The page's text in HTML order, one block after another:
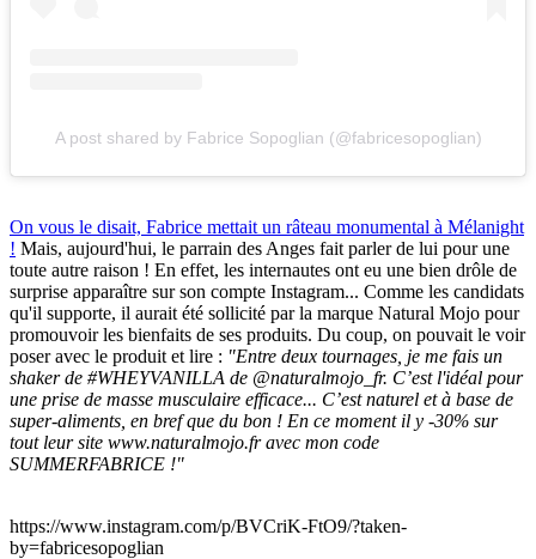
A post shared by Fabrice Sopoglian (@fabricesopoglian)
On vous le disait, Fabrice mettait un râteau monumental à Mélanight
! Mais, aujourd'hui, le parrain des Anges fait parler de lui pour une
toute autre raison ! En effet, les internautes ont eu une bien drôle de
surprise apparaître sur son compte Instagram... Comme les candidats
qu'il supporte, il aurait été sollicité par la marque Natural Mojo pour
promouvoir les bienfaits de ses produits. Du coup, on pouvait le voir
poser avec le produit et lire : "Entre deux tournages, je me fais un
shaker de #WHEYVANILLA de @naturalmojo_fr. C’est l'idéal pour
une prise de masse musculaire efficace... C’est naturel et à base de
super-aliments, en bref que du bon ! En ce moment il y -30% sur
tout leur site www.naturalmojo.fr avec mon code
SUMMERFABRICE !"
https://www.instagram.com/p/BVCriK-FtO9/?taken-
by=fabricesopoglian